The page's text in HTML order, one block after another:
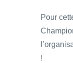
Pour
!